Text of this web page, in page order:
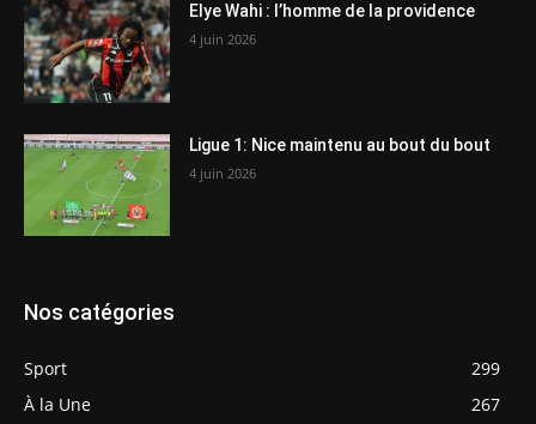
Elye Wahi : l’homme de la providence
4 juin 2026
Ligue 1: Nice maintenu au bout du bout
4 juin 2026
Nos catégories
Sport
299
À la Une
267